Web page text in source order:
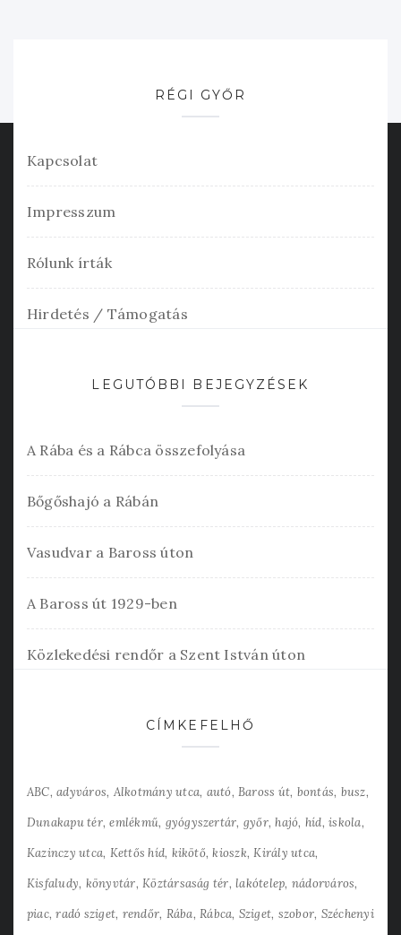
RÉGI GYŐR
Kapcsolat
Impresszum
Rólunk írták
Hirdetés / Támogatás
LEGUTÓBBI BEJEGYZÉSEK
A Rába és a Rábca összefolyása
Bőgőshajó a Rábán
Vasudvar a Baross úton
A Baross út 1929-ben
Közlekedési rendőr a Szent István úton
CÍMKEFELHŐ
ABC adyváros Alkotmány utca autó Baross út bontás busz
Dunakapu tér emlékmű gyógyszertár győr hajó híd iskola
Kazinczy utca Kettős híd kikötő kioszk Király utca
Kisfaludy könyvtár Köztársaság tér lakótelep nádorváros
piac radó sziget rendőr Rába Rábca Sziget szobor Széchenyi